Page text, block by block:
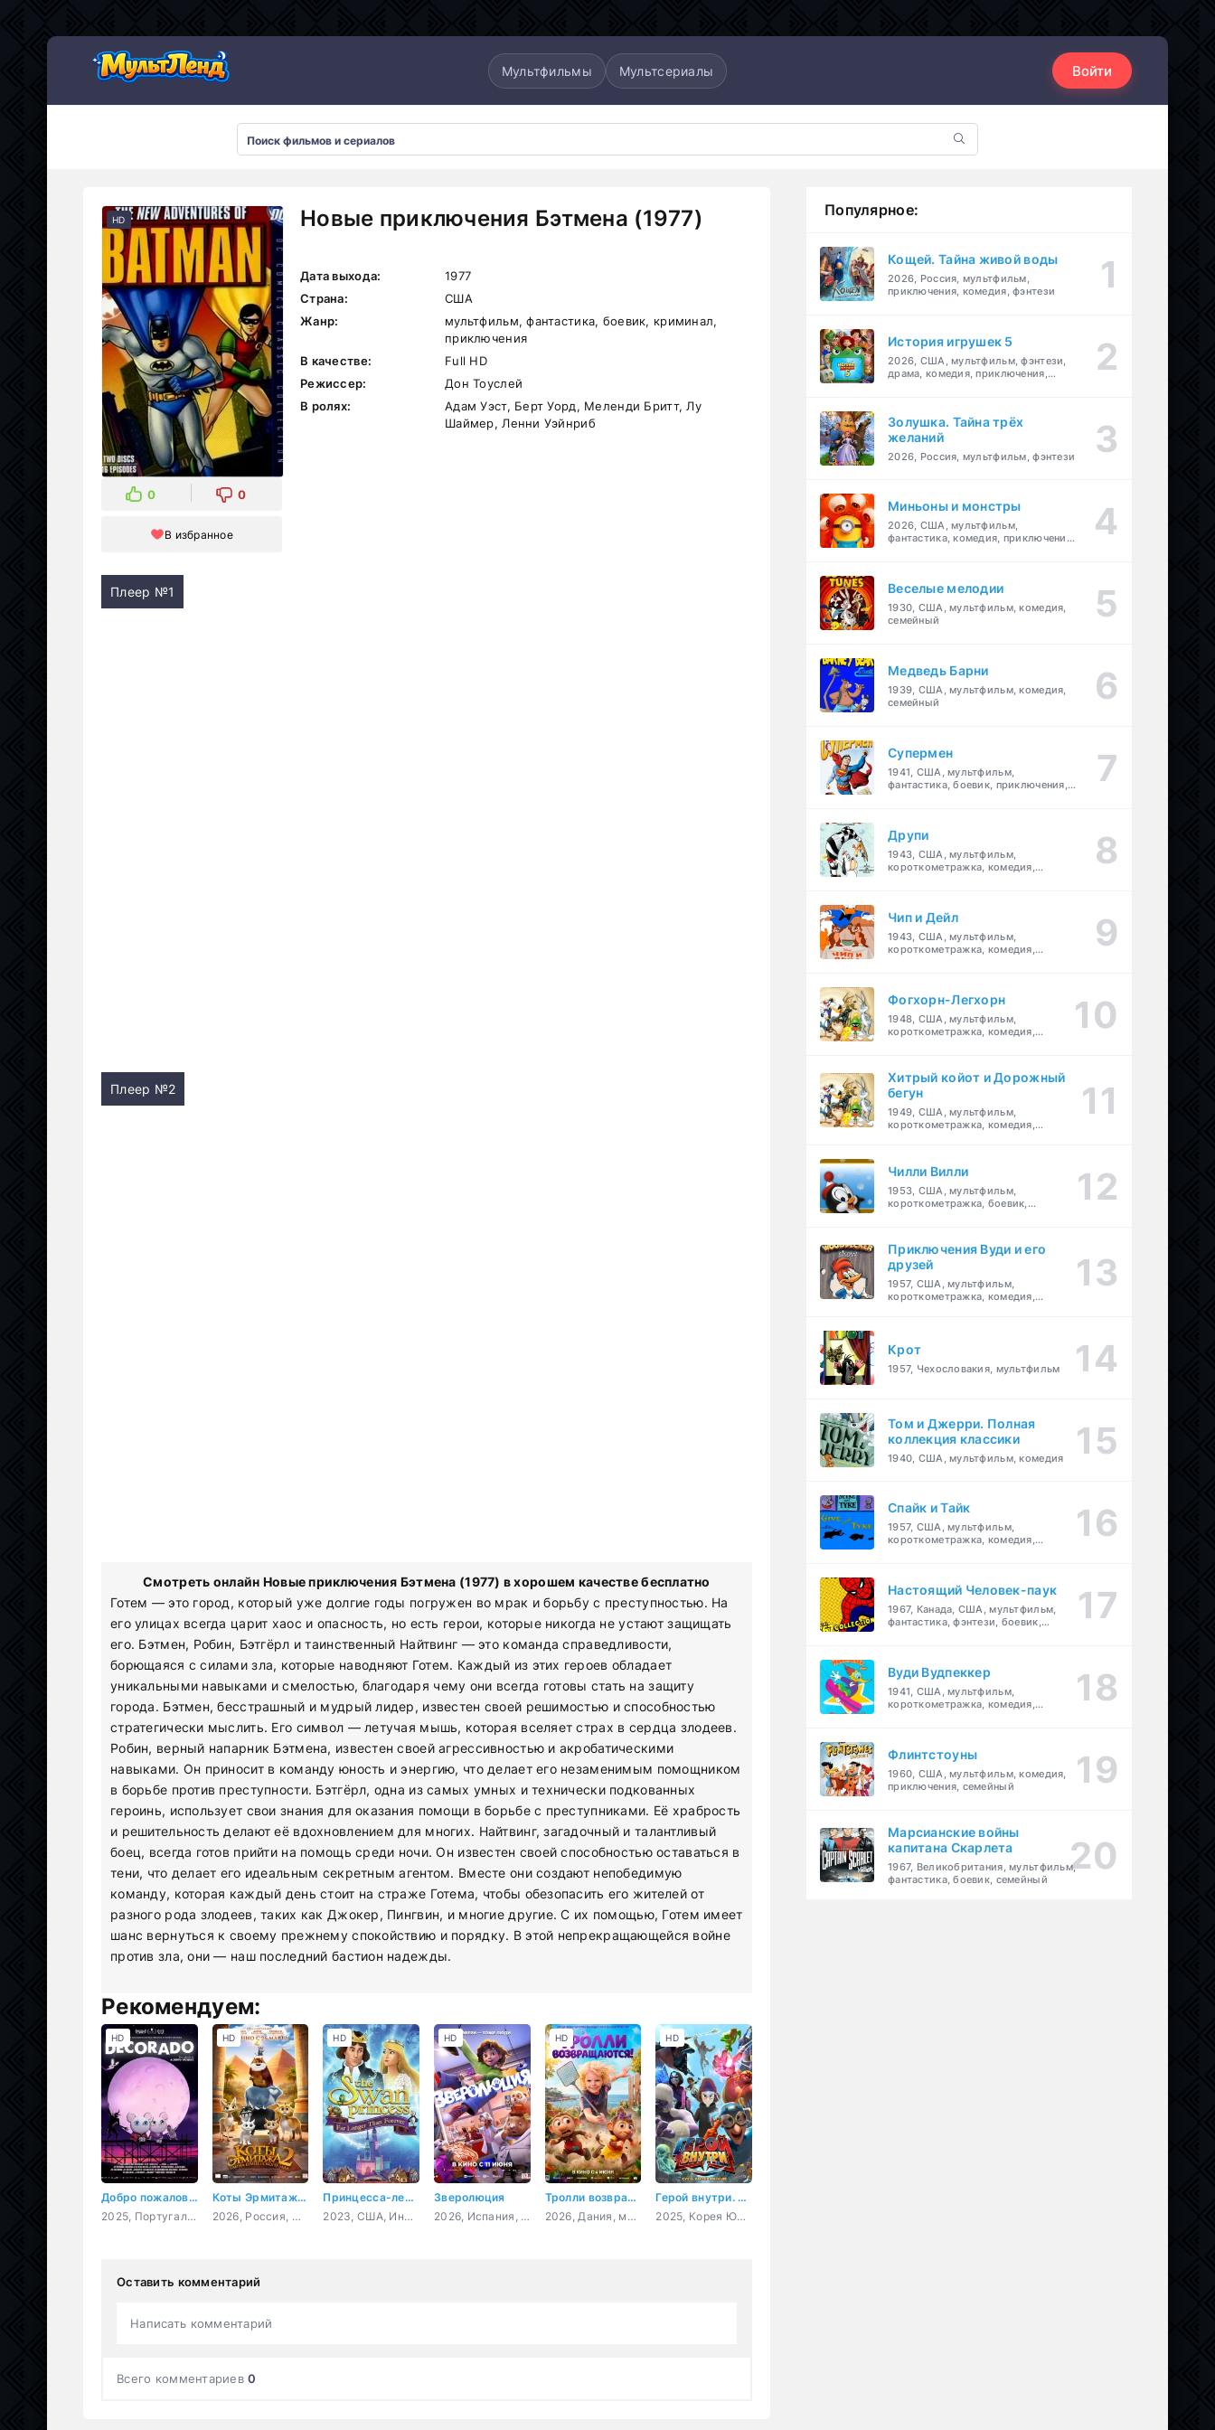
Мультфильмы Мультсериалы Войти
Новые приключения Бэтмена (1977)
HD
0 0
В избранное
Дата выхода:
1977
Страна:
США
Жанр:
мультфильм, фантастика, боевик, криминал,
приключения
В качестве:
Full HD
Режиссер:
Дон Тоуслей
В ролях:
Адам Уэст, Берт Уорд, Меленди Бритт, Лу
Шаймер, Ленни Уэйнриб
Плеер №1
Плеер №2
Смотреть онлайн Новые приключения Бэтмена (1977) в хорошем качестве бесплатно
Готем — это город, который уже долгие годы погружен во мрак и борьбу с преступностью. На
его улицах всегда царит хаос и опасность, но есть герои, которые никогда не устают защищать
его. Бэтмен, Робин, Бэтгёрл и таинственный Найтвинг — это команда справедливости,
борющаяся с силами зла, которые наводняют Готем. Каждый из этих героев обладает
уникальными навыками и смелостью, благодаря чему они всегда готовы стать на защиту
города. Бэтмен, бесстрашный и мудрый лидер, известен своей решимостью и способностью
стратегически мыслить. Его символ — летучая мышь, которая вселяет страх в сердца злодеев.
Робин, верный напарник Бэтмена, известен своей агрессивностью и акробатическими
навыками. Он приносит в команду юность и энергию, что делает его незаменимым помощником
в борьбе против преступности. Бэтгёрл, одна из самых умных и технически подкованных
героинь, использует свои знания для оказания помощи в борьбе с преступниками. Её храбрость
и решительность делают её вдохновлением для многих. Найтвинг, загадочный и талантливый
боец, всегда готов прийти на помощь среди ночи. Он известен своей способностью оставаться в
тени, что делает его идеальным секретным агентом. Вместе они создают непобедимую
команду, которая каждый день стоит на страже Готема, чтобы обезопасить его жителей от
разного рода злодеев, таких как Джокер, Пингвин, и многие другие. С их помощью, Готем имеет
шанс вернуться к своему прежнему спокойствию и порядку. В этой непрекращающейся войне
против зла, они — наш последний бастион надежды.
Рекомендуем:
Добро пожаловать в Декорадо
2025, Португалия, Испания, мультфильм, ужасы, фэнтези, комедия
HD
Коты Эрмитажа 2. Тайна египетского зала
2026, Россия, мультфильм, семейный, приключения
HD
Принцесса-лебедь: Дольше, чем вечность
2023, США, Индия, Корея Южная, мультфильм, семейный
HD
Зверолюция
2026, Испания, мультфильм, фантастика, комедия, приключения
HD
Тролли возвращаются!
2026, Дания, мультфильм, фэнтези, семейный, приключения
HD
Герой внутри. Сила воображения
2025, Корея Южная, Китай, мультфильм, боевик, фантастика
HD
Оставить комментарий
Написать комментарий
Всего комментариев0
Популярное:
Кощей. Тайна живой воды
2026, Россия, мультфильм,
приключения, комедия, фэнтези
История игрушек 5
2026, США, мультфильм, фэнтези,
драма, комедия, приключения,
Золушка. Тайна трёх
желаний
2026, Россия, мультфильм, фэнтези
Миньоны и монстры
2026, США, мультфильм,
фантастика, комедия, приключения,
Веселые мелодии
1930, США, мультфильм, комедия,
семейный
Медведь Барни
1939, США, мультфильм, комедия,
семейный
Супермен
1941, США, мультфильм,
фантастика, боевик, приключения,
Друпи
1943, США, мультфильм,
короткометражка, комедия,
Чип и Дейл
1943, США, мультфильм,
короткометражка, комедия,
Фогхорн-Легхорн
1948, США, мультфильм,
короткометражка, комедия,
Хитрый койот и Дорожный
бегун
1949, США, мультфильм,
короткометражка, комедия,
Чилли Вилли
1953, США, мультфильм,
короткометражка, боевик,
Приключения Вуди и его
друзей
1957, США, мультфильм,
короткометражка, комедия,
Крот
1957, Чехословакия, мультфильм
Том и Джерри. Полная
коллекция классики
1940, США, мультфильм, комедия
Спайк и Тайк
1957, США, мультфильм,
короткометражка, комедия,
Настоящий Человек-паук
1967, Канада, США, мультфильм,
фантастика, фэнтези, боевик,
Вуди Вудпеккер
1941, США, мультфильм,
короткометражка, комедия,
Флинтстоуны
1960, США, мультфильм, комедия,
приключения, семейный
Марсианские войны
капитана Скарлета
1967, Великобритания, мультфильм,
фантастика, боевик, семейный